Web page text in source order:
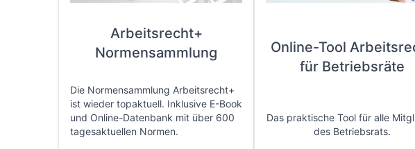
Arbeitsrecht+
Normensammlung
Die Normensammlung Arbeitsrecht+
ist wieder topaktuell. Inklusive E-Book
und Online-Datenbank mit über 600
tagesaktuellen Normen.
Online-Tool
für Betriebsräte
Das praktische Tool für alle
des Betriebsrats.